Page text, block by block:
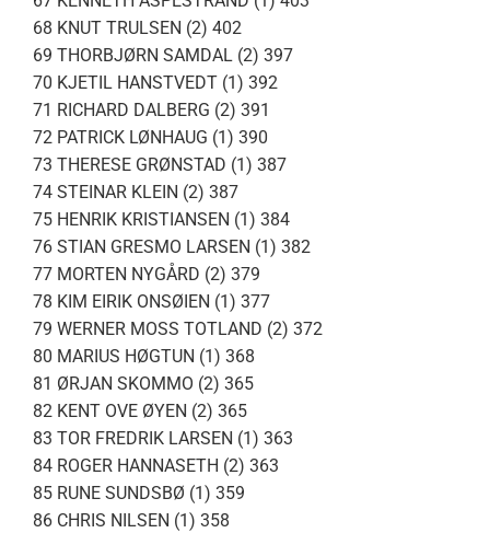
68 KNUT TRULSEN (2) 402
69 THORBJØRN SAMDAL (2) 397
70 KJETIL HANSTVEDT (1) 392
71 RICHARD DALBERG (2) 391
72 PATRICK LØNHAUG (1) 390
73 THERESE GRØNSTAD (1) 387
74 STEINAR KLEIN (2) 387
75 HENRIK KRISTIANSEN (1) 384
76 STIAN GRESMO LARSEN (1) 382
77 MORTEN NYGÅRD (2) 379
78 KIM EIRIK ONSØIEN (1) 377
79 WERNER MOSS TOTLAND (2) 372
80 MARIUS HØGTUN (1) 368
81 ØRJAN SKOMMO (2) 365
82 KENT OVE ØYEN (2) 365
83 TOR FREDRIK LARSEN (1) 363
84 ROGER HANNASETH (2) 363
85 RUNE SUNDSBØ (1) 359
86 CHRIS NILSEN (1) 358